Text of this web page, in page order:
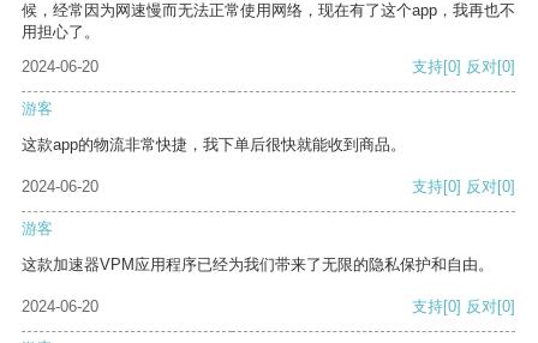
候，经常因为网速慢而无法正常使用网络，现在有了这个app，我再也不
用担心了。
2024-06-20
支持[0] 反对[0]
游客
这款app的物流非常快捷，我下单后很快就能收到商品。
2024-06-20 支持[0] 反对[0]
游客
这款加速器VPM应用程序已经为我们带来了无限的隐私保护和自由。
2024-06-20 支持[0] 反对[0]